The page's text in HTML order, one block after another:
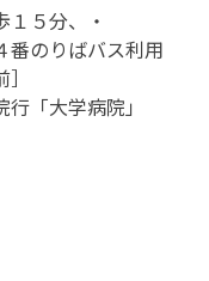
１５分、
・
番のりばバス利用
行 「大学病院」